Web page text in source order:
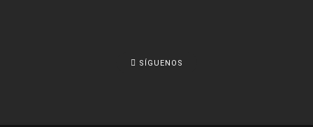
SÍGUENOS